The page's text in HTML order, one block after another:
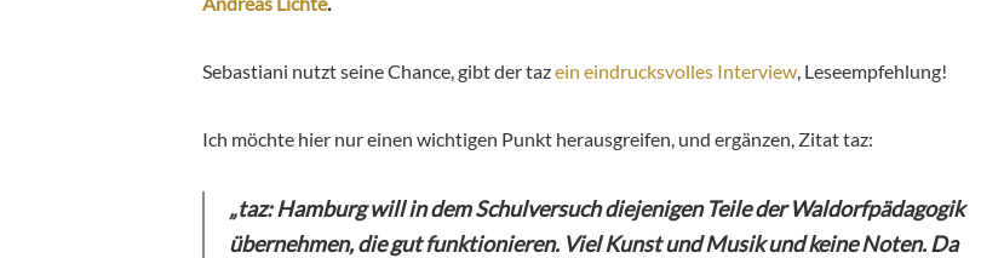
Sebastiani nutzt seine Chance, gibt der tazein eindrucksvolles Interview , Leseempfehlung!
Ich möchte hier nur einen wichtigen Punkt herausgreifen, und ergänzen, Zitat taz:
„taz: Hamburg will in dem Schulversuch diejenigen Teile der Waldorfpädagogik
übernehmen, die gut funktionieren. Viel Kunst und Musik und keine Noten. Da